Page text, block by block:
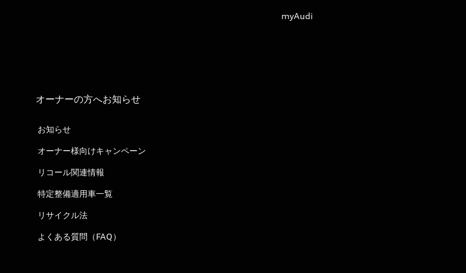
myAudi
オーナーの方へお知らせ
お知らせ
オーナー様向けキャンペーン
リコール関連情報
特定整備適用車一覧
リサイクル法
よくある質問（FAQ）